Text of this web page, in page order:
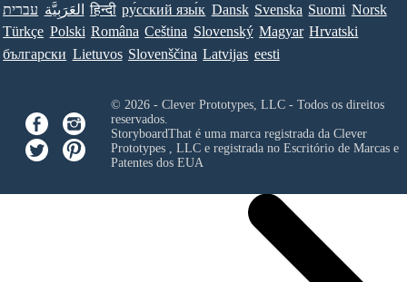
עברית العَرَبِيَّة हिन्दी ру́сский язы́к Dansk Svenska Suomi Norsk
Türkçe Polski Româna Ceština Slovenský Magyar Hrvatski
български Lietuvos Slovenščina Latvijas eesti
© 2026 - Clever Prototypes, LLC - Todos os direitos
reservados.
StoryboardThat é uma marca registrada da Clever
Prototypes , LLCe registrada no Escritório de Marcas e
Patentes dos EUA